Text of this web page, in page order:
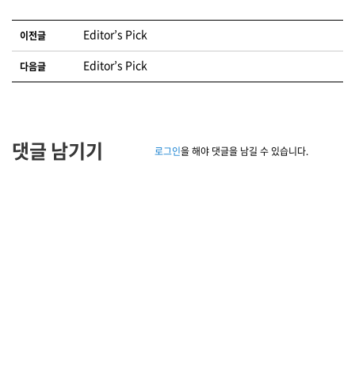
이전글 Editor’s Pick
다음글 Editor’s Pick
댓글 남기기 로그인을 해야 댓글을 남길 수 있습니다.